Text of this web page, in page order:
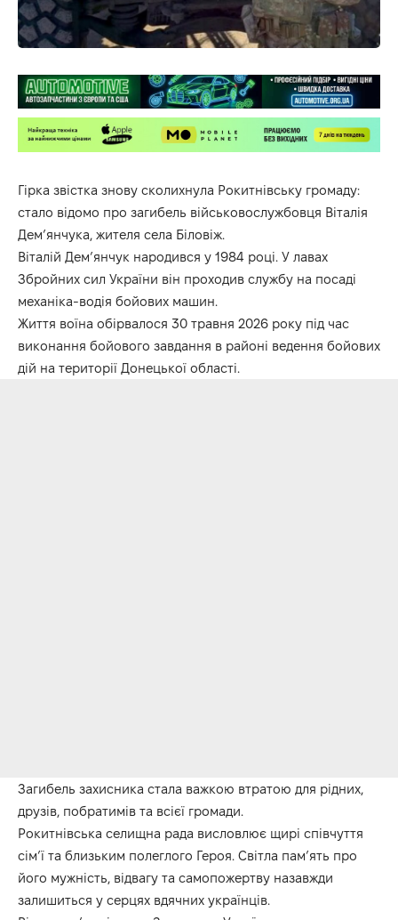
Гірка звістка знову сколихнула Рокитнівську громаду:
стало відомо про загибель військовослужбовця Віталія
Дем’янчука, жителя села Біловіж.
Віталій Дем’янчук народився у 1984 році. У лавах
Збройних сил України він проходив службу на посаді
механіка-водія бойових машин.
Життя воїна обірвалося 30 травня 2026 року під час
виконання бойового завдання в районі ведення бойових
дій на території Донецької області.
Загибель захисника стала важкою втратою для рідних,
друзів, побратимів та всієї громади.
Рокитнівська селищна рада висловлює щирі співчуття
сім’ї та близьким полеглого Героя. Світла пам’ять про
його мужність, відвагу та самопожертву назавжди
залишиться у серцях вдячних українців.